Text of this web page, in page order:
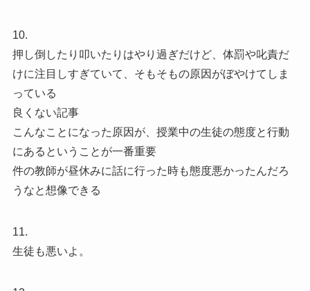
10.
押し倒したり叩いたりはやり過ぎだけど、体罰や叱責だ
けに注目しすぎていて、そもそもの原因がぼやけてしま
っている
良くない記事
こんなことになった原因が、授業中の生徒の態度と行動
にあるということが一番重要
件の教師が昼休みに話に行った時も態度悪かったんだろ
うなと想像できる
11.
生徒も悪いよ。